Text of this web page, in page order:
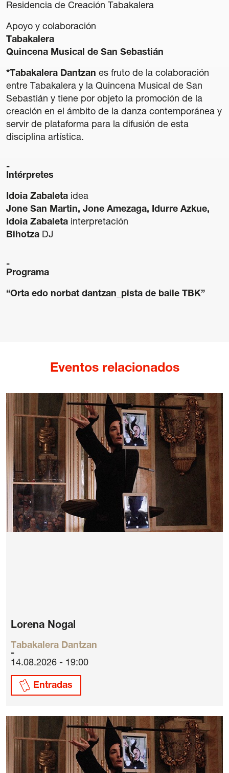
Condiciones generales de compra de entradas
Residencia de Creación Tabakalera
Apoyo y colaboración
Tabakalera
Quincena Musical de San Sebastián
*Tabakalera Dantzan es fruto de la colaboración
entre Tabakalera y la Quincena Musical de San
Sebastián y tiene por objeto la promoción de la
creación en el ámbito de la danza contemporánea y
servir de plataforma para la difusión de esta
disciplina artística.
Intérpretes
Idoia Zabaleta idea
Jone San Martin, Jone Amezaga, Idurre Azkue,
Idoia Zabaleta interpretación
Bihotza DJ
Programa
“Orta edo norbat dantzan_pista de baile TBK”
Eventos relacionados
Lorena Nogal
Tabakalera Dantzan
14.08.2026 - 19:00
Entradas